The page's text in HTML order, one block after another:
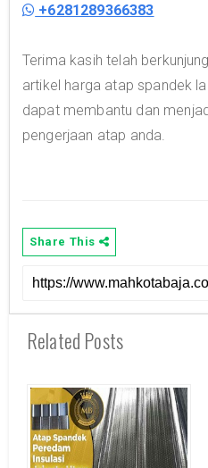
+6281289366383
Terima kasih telah
artikel harga atap spandek
dapat membantu dan
pengerjaan atap anda.
Share This
Related Posts